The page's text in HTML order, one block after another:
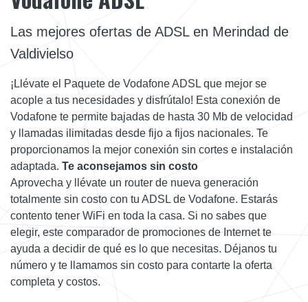
Las mejores ofertas de ADSL en Merindad de
Valdivielso
¡Llévate el Paquete de Vodafone ADSL que mejor se
acople a tus necesidades y disfrútalo! Esta conexión de
Vodafone te permite bajadas de hasta 30 Mb de velocidad
y llamadas ilimitadas desde fijo a fijos nacionales. Te
proporcionamos la mejor conexión sin cortes e instalación
adaptada. Te aconsejamos sin costo
Aprovecha y llévate un router de nueva generación
totalmente sin costo con tu ADSL de Vodafone. Estarás
contento tener WiFi en toda la casa. Si no sabes que
elegir, este comparador de promociones de Internet te
ayuda a decidir de qué es lo que necesitas. Déjanos tu
número y te llamamos sin costo para contarte la oferta
completa y costos.